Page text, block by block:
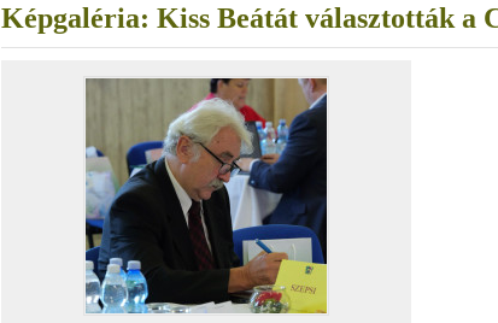
Képgaléria: Kiss Beátát választották a